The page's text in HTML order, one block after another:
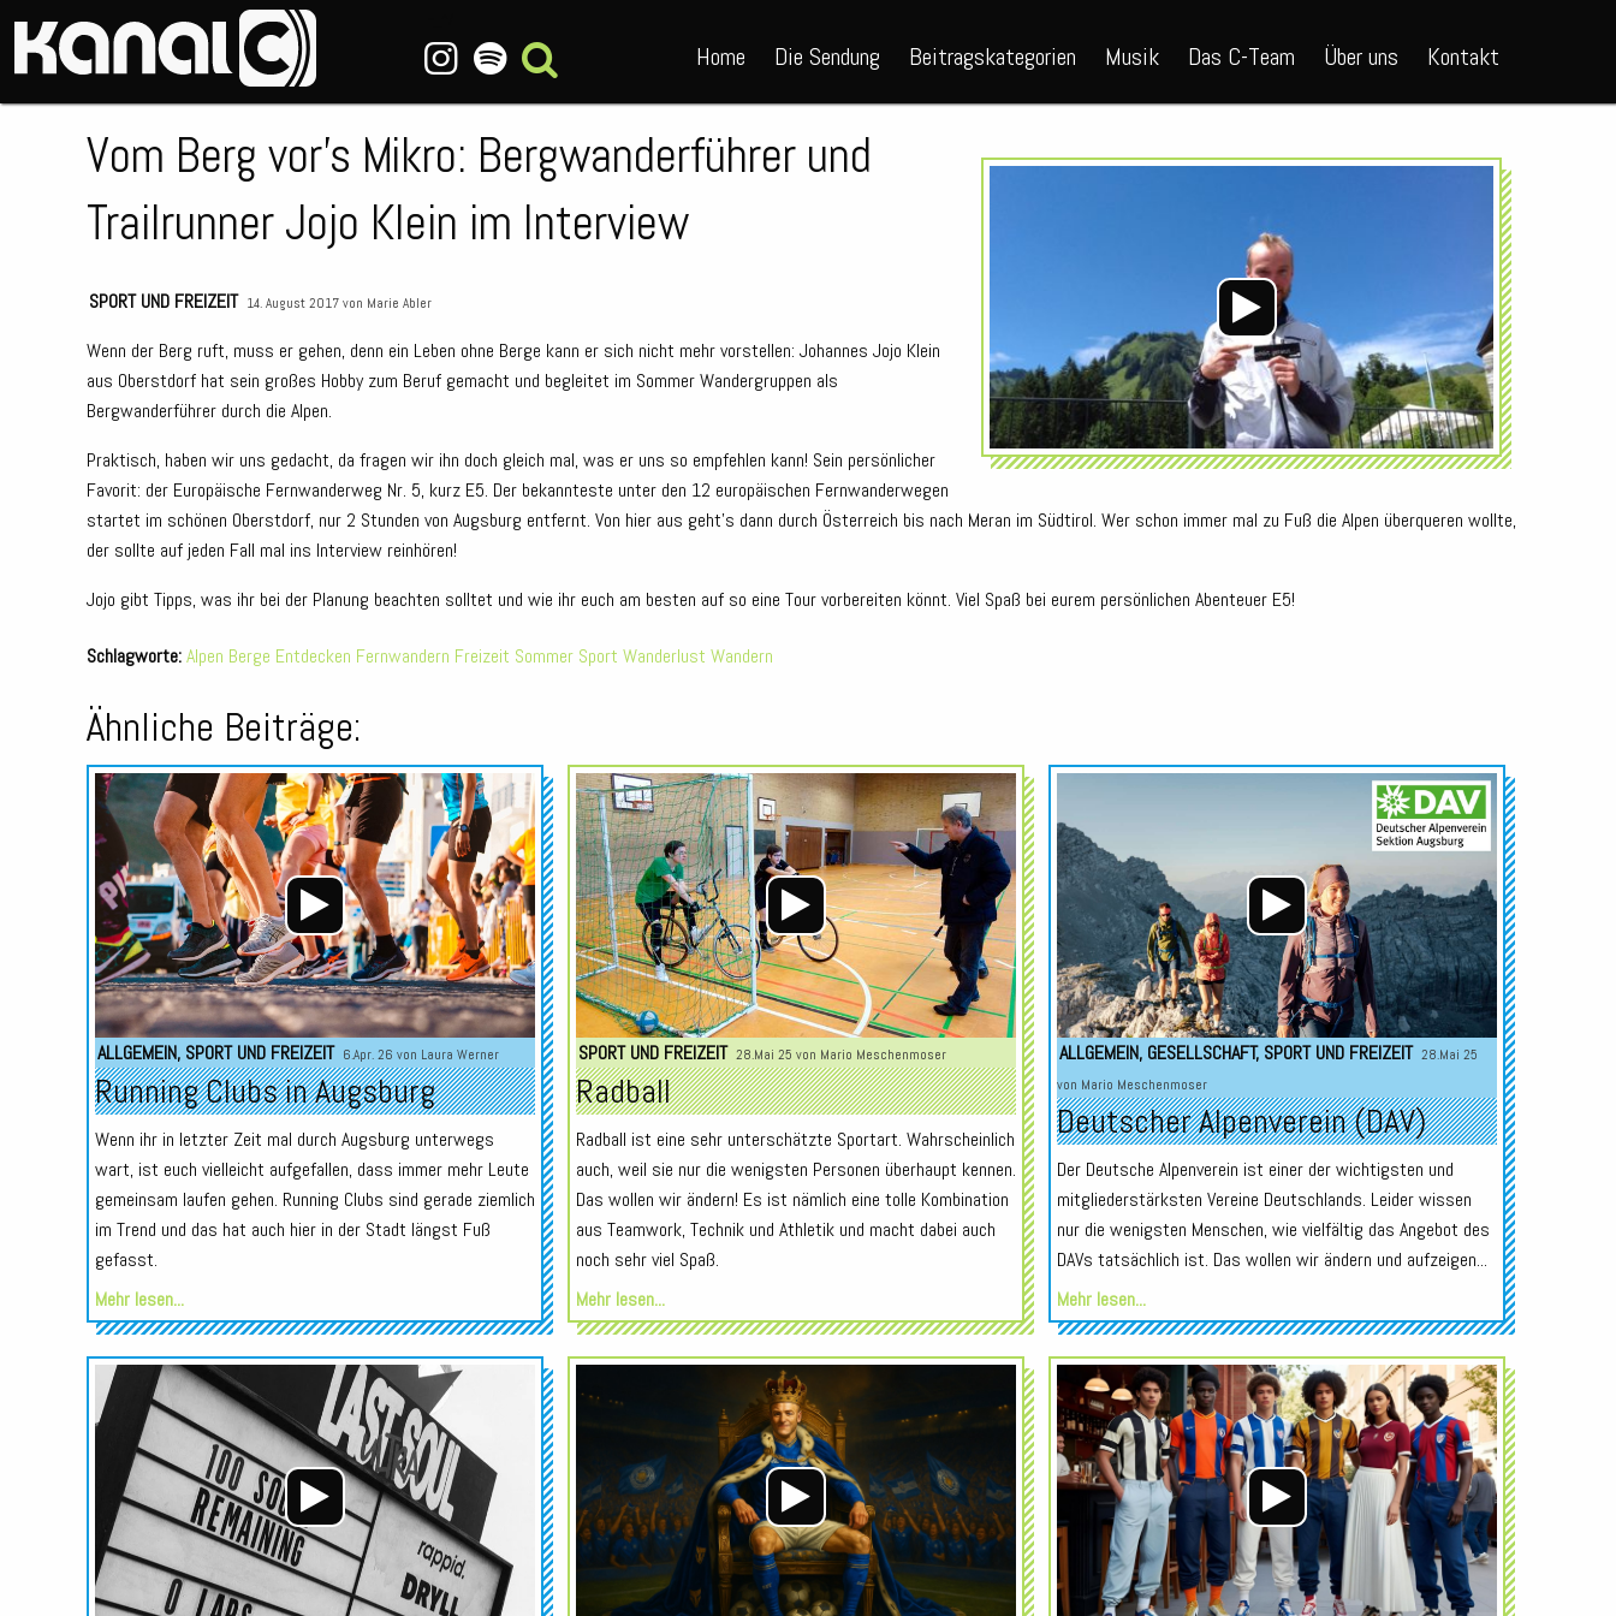
Home Die Sendung Beitragskategorien Musik Das C-Team Über uns Kontakt
Audio-
Player
Vom Berg vor’s Mikro: Bergwanderführer und
Trailrunner Jojo Klein im Interview
SPORT UND FREIZEIT 14. August 2017 von Marie Abler
Wenn der Berg ruft, muss er gehen, denn ein Leben ohne Berge kann er sich nicht mehr vorstellen: Johannes Jojo Klein
aus Oberstdorf hat sein großes Hobby zum Beruf gemacht und begleitet im Sommer Wandergruppen als
Bergwanderführer durch die Alpen.
Praktisch, haben wir uns gedacht, da fragen wir ihn doch gleich mal, was er uns so empfehlen kann! Sein persönlicher
Favorit: der Europäische Fernwanderweg Nr. 5, kurz E5. Der bekannteste unter den 12 europäischen Fernwanderwegen
startet im schönen Oberstdorf, nur 2 Stunden von Augsburg entfernt. Von hier aus geht’s dann durch Österreich bis nach Meran im Südtirol. Wer schon immer mal zu Fuß die Alpen überqueren wollte,
der sollte auf jeden Fall mal ins Interview reinhören!
Jojo gibt Tipps, was ihr bei der Planung beachten solltet und wie ihr euch am besten auf so eine Tour vorbereiten könnt. Viel Spaß bei eurem persönlichen Abenteuer E5!
Schlagworte:Alpen Berge Entdecken Fernwandern Freizeit Sommer Sport Wanderlust Wandern
Ähnliche Beiträge:
Audio-
Player
ALLGEMEIN, SPORT UND FREIZEIT 6.Apr. 26 von Laura Werner
Running Clubs in Augsburg
Wenn ihr in letzter Zeit mal durch Augsburg unterwegs
wart, ist euch vielleicht aufgefallen, dass immer mehr Leute
gemeinsam laufen gehen. Running Clubs sind gerade ziemlich
im Trend und das hat auch hier in der Stadt längst Fuß
gefasst.
Mehr lesen...
Audio-
Player
SPORT UND FREIZEIT 28.Mai 25 von Mario Meschenmoser
Radball
Radball ist eine sehr unterschätzte Sportart. Wahrscheinlich
auch, weil sie nur die wenigsten Personen überhaupt kennen.
Das wollen wir ändern! Es ist nämlich eine tolle Kombination
aus Teamwork, Technik und Athletik und macht dabei auch
noch sehr viel Spaß.
Mehr lesen...
Audio-
Player
ALLGEMEIN, GESELLSCHAFT, SPORT UND FREIZEIT 28.Mai 25
von Mario Meschenmoser
Deutscher Alpenverein (DAV)
Der Deutsche Alpenverein ist einer der wichtigsten und
mitgliederstärksten Vereine Deutschlands. Leider wissen
nur die wenigsten Menschen, wie vielfältig das Angebot des
DAVs tatsächlich ist. Das wollen wir ändern und aufzeigen...
Mehr lesen...
Audio-
Player
Audio-
Player
Audio-
Player